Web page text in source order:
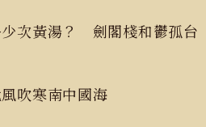
次黃湯？ 劍閣棧和鬱孤台
吹寒南中國海